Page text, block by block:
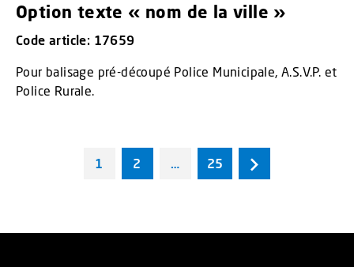
Option texte « nom de la ville »
Code article: 17659
Pour balisage pré-découpé Police Municipale, A.S.V.P. et
Police Rurale.
1 2 … 25